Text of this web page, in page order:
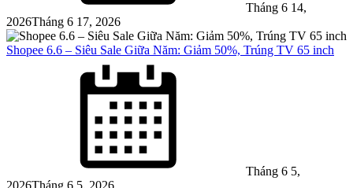
Tháng 6 14,
2026Tháng 6 17, 2026
Shopee 6.6 – Siêu Sale Giữa Năm: Giảm 50%, Trúng TV 65 inch
Tháng 6 5,